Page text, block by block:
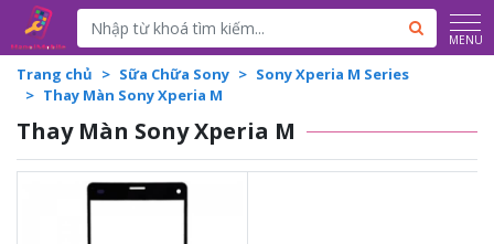
MENU
Trang chủ Sữa Chữa Sony
Sony Xperia M Series
Thay Màn Sony Xperia M
Thay Màn Sony Xperia M